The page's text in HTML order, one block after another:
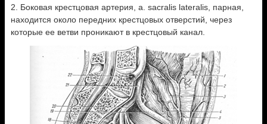
2. Боковая крестцовая артерия, а. sacralis lateralis, парная,
находится около передних крестцовых отверстий, через
которые ее ветви проникают в крестцовый канал.